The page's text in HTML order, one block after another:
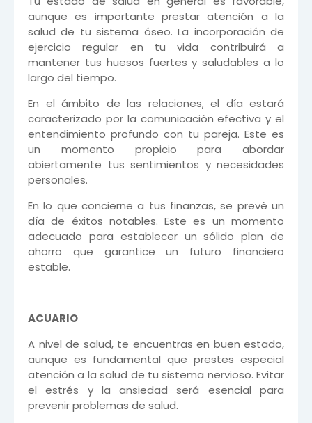
aunque es importante prestar atención a la
salud de tu sistema óseo. La incorporación de
ejercicio regular en tu vida contribuirá a
mantener tus huesos fuertes y saludables a lo
largo del tiempo.
En el ámbito de las relaciones, el día estará
caracterizado por la comunicación efectiva y el
entendimiento profundo con tu pareja. Este es
un momento propicio para abordar
abiertamente tus sentimientos y necesidades
personales.
En lo que concierne a tus finanzas, se prevé un
día de éxitos notables. Este es un momento
adecuado para establecer un sólido plan de
ahorro que garantice un futuro financiero
estable.
ACUARIO
A nivel de salud, te encuentras en buen estado,
aunque es fundamental que prestes especial
atención a la salud de tu sistema nervioso. Evitar
el estrés y la ansiedad será esencial para
prevenir problemas de salud.